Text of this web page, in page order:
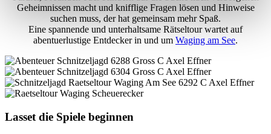
Geheimnissen macht und knifflige Fragen lösen und Hinweise
suchen muss, der hat gemeinsam mehr Spaß.
Eine spannende und unterhaltsame Rätseltour wartet auf
abentuerlustige Entdecker in und um Waging am See.
Lasset die Spiele beginnen